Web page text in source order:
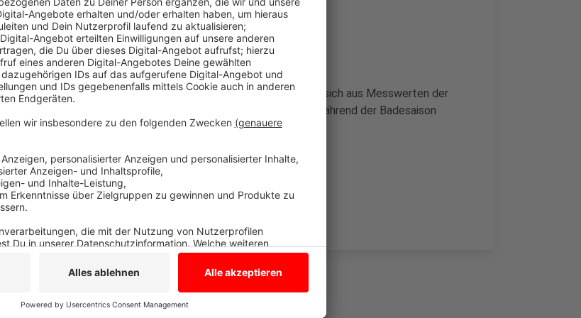
Alle vier Wochen werden Wasserproben genommen
Anzeige
Das hat das Landesumweltamt mitgeteilt. Die Bewertung ergibt sich aus Messwerten der
letzten vier Jahre. Ausserdem nimmt das Kreisgesundheitsamt während der Badesaison
mindestens alle vier Wochen Wasserproben.
Hier gibt es aktuelle Infos zur Badegewässerqualität in NRW.
Anzeige